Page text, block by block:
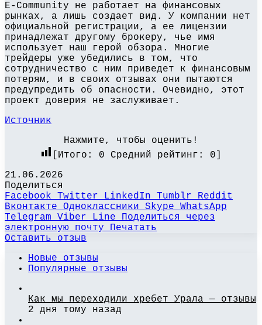
E-Community не работает на финансовых
рынках, а лишь создает вид. У компании нет
официальной регистрации, а ее лицензии
принадлежат другому брокеру, чье имя
использует наш герой обзора. Многие
трейдеры уже убедились в том, что
сотрудничество с ним приведет к финансовым
потерям, и в своих отзывах они пытаются
предупредить об опасности. Очевидно, этот
проект доверия не заслуживает.
Источник
Нажмите, чтобы оценить!
[Итого: 0 Средний рейтинг: 0
21.06.2026
Поделиться
Facebook
Twitter LinkedIn Tumblr
Reddit
Вконтакте
Одноклассники Skype
WhatsApp
Telegram
Viber Line
Поделиться через
электронную почту
Печатать
Оставить отзыв
Новые отзывы
Популярные отзывы
Как мы переходили хребет Урала — отзывы
2 дня тому назад